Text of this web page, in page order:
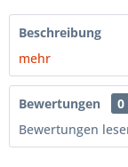
Beschreibung
mehr
Bewertungen
0
Bewertungen